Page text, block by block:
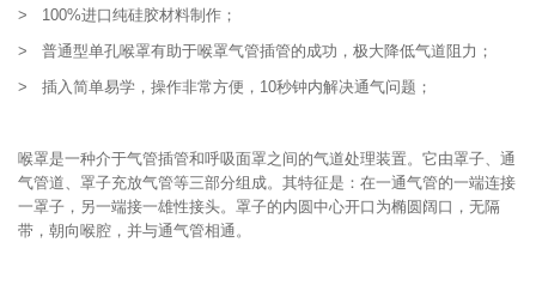
> 100%进口纯硅胶材料制作；
> 普通型单孔喉罩有助于喉罩气管插管的成功，极大降低气道阻力；
> 插入简单易学，操作非常方便，10秒钟内解决通气问题；
喉罩是一种介于气管插管和呼吸面罩之间的气道处理装置。它由罩子、通
气管道、罩子充放气管等三部分组成。其特征是：在一通气管的一端连接
一罩子，另一端接一雄性接头。罩子的内圆中心开口为椭圆阔口，无隔
带，朝向喉腔，并与通气管相通。